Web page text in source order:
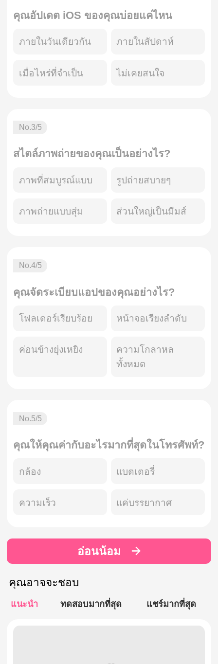
คุณอัปเดต iOS ของคุณบ่อยแค่ไหน
ภายในวันเดียวกัน ภายในสัปดาห์
เมื่อไหร่ที่จำเป็น ไม่เคยสนใจ
No.3/5
สไตล์ภาพถ่ายของคุณเป็นอย่างไร?
ภาพที่สมบูรณ์แบบ รูปถ่ายสบายๆ
ภาพถ่ายแบบสุ่ม ส่วนใหญ่เป็นมีมส์
No.4/5
คุณจัดระเบียบแอปของคุณอย่างไร?
โฟลเดอร์เรียบร้อย หน้าจอเรียงลำดับ
ค่อนข้างยุ่งเหยิง
ความโกลาหล
ทั้งหมด
No.5/5
คุณให้คุณค่ากับอะไรมากที่สุดในโทรศัพท์?
กล้อง แบตเตอรี่
ความเร็ว แค่บรรยากาศ
อ่อนน้อม
คุณอาจจะชอบ
แนะนำ ทดสอบมากที่สุด แชร์มากที่สุด